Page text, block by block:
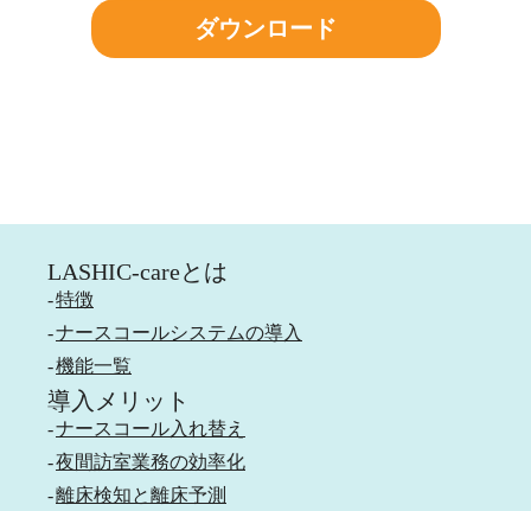
ダウンロード
LASHIC-careとは
特徴
ナースコールシステムの導入
機能一覧
導入メリット
ナースコール入れ替え
夜間訪室業務の効率化
離床検知と離床予測